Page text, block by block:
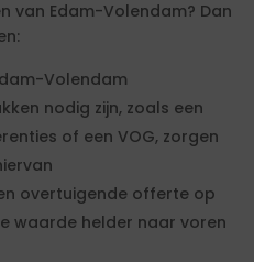
van Edam-Volendam? Dan
Volendam
nodig zijn, zoals een
of een VOG, zorgen
overtuigende offerte op
waarde helder naar voren